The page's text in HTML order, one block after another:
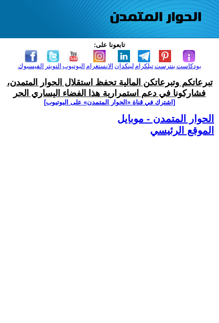
تابعونا على:
الفيسبوك التويتر اليوتيوب الانستغرام لينكدإن تيلكرامبنترست بودكاست
تبرعاتكم وتبرعاتكن المالية تحفظ استقلال الحوار المتمدن،
فشاركونا في دعم استمرارية هذا الفضاء اليساري الحر
[اشترك في قناة ‫«الحوار المتمدن» على اليوتيوب]
الحوار المتمدن - موبايل
الموقع الرئيسي